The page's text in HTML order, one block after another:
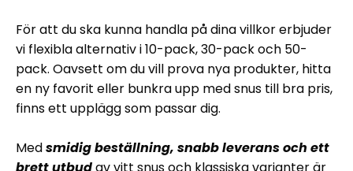
För att du ska kunna handla på dina villkor erbjuder
vi flexibla alternativ i 10-pack, 30-pack och 50-
pack. Oavsett om du vill prova nya produkter, hitta
en ny favorit eller bunkra upp med snus till bra pris,
finns ett upplägg som passar dig.
Medsmidig beställning, snabb leverans och ett
brett utbudav vitt snus och klassiska varianter är